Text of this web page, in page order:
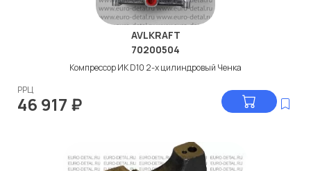
AVLKRAFT
70200504
Компрессор ИК D10 2-х цилиндровый Ченка
РРЦ
46 917 ₽